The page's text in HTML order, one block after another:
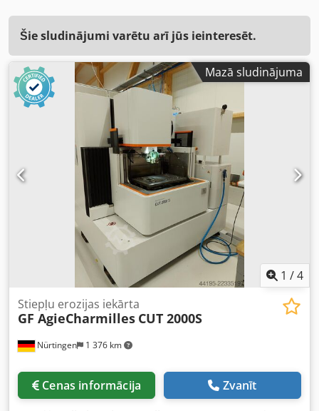
Šie sludinājumi varētu arī jūs ieinteresēt.
Mazā sludinājuma
1 /4
Nürtingen 1 376 km
Stiepļu erozijas iekārta
GF AgieCharmilles CUT 2000S
Cenas informācija Zvanīt